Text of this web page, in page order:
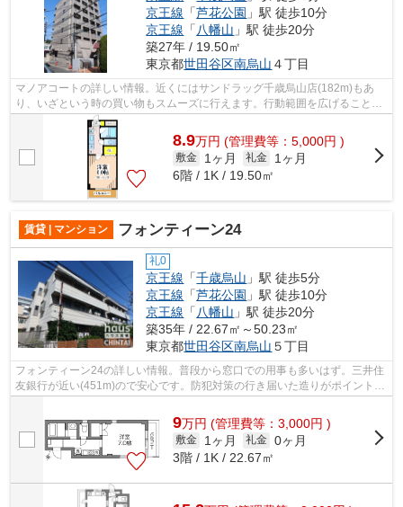
京王線 「芦花公園 」駅 徒歩10分
京王線 「 八幡山 」駅 徒歩20分
築27年 / 19.50㎡
東京都世田谷区南烏山 ４丁目
マノアコートの詳しい情報。近くにはサンドラッグ千歳烏山店(182m)もあ
り、いざという時の買い物もスムーズに行えます。行動範囲を広げることが
できる3駅以上利用可の物件です。敷地内...
8.9万円 (管理費等：5,000円 )
敷金 1ヶ月 礼金
1ヶ月
6階 / 1K / 19.50㎡
賃貸 | マンション フォンティーン24
礼0
京王線 「千歳烏山 」駅 徒歩5分
京王線 「芦花公園 」駅 徒歩10分
京王線 「 八幡山 」駅 徒歩20分
築35年 / 22.67㎡～50.23㎡
東京都世田谷区南烏山 ５丁目
フォンティーン24の詳しい情報。普段から窓口での用事も多いはず。三井住
友銀行が近い(451m)ので安心です。防犯対策の行き届いた造りがポイント。
9万円 (管理費等：3,000円 )
敷金 1ヶ月 礼金 0ヶ月
3階 / 1K / 22.67㎡